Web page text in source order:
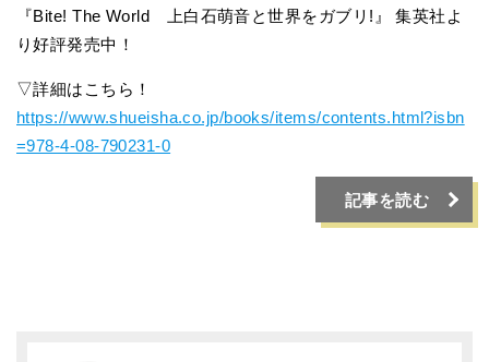
『Bite! The World 上白石萌音と世界をガブリ!』 集英社よ
り好評発売中！
▽詳細はこちら！
https://www.shueisha.co.jp/books/items/contents.html?isbn
=978-4-08-790231-0
記事を読む